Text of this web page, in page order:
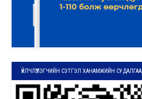
ҮЙЛЧЛҮҮЛЭГЧИЙН СЭТГЭЛ ХАНАМЖИЙН СУДАЛГАА